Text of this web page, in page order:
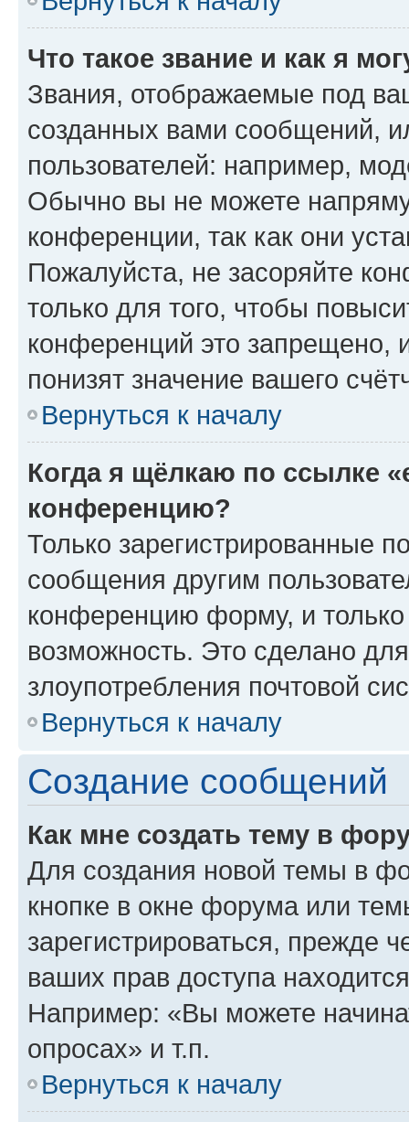
Что такое звание и как я
Звания, отображаемые под
созданных вами сообщений,
пользователей: например,
Обычно вы не можете
конференции, так как они
Пожалуйста, не засоряйте
только для того, чтобы
конференций это запрещено,
понизят значение вашего
Вернуться к началу
Когда я щёлкаю по ссылке
конференцию?
Только зарегистрированные
сообщения другим
конференцию форму, и
возможность. Это сделано
злоупотребления почтовой
Вернуться к началу
Создание сообщений
Как мне создать тему в
Для создания новой темы в
кнопке в окне форума или
зарегистрироваться, прежде
ваших прав доступа
Например: «Вы можете
опросах» и т.п.
Вернуться к началу